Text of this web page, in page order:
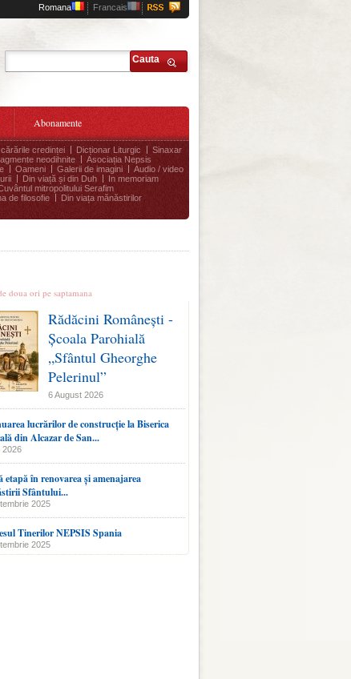
Romana Francais
Cauta
Abonamente
credinței Dicționar Liturgic
Sinaxar
neodihnite
Asociația Nepsis
Oameni Galerii de imagini
Audio / video
Din viață și din Duh
In memoriam
mitropolitului Serafim
de filosofie
Din viața mănăstirilor
doua ori pe saptamana
Rădăcini Românești -
Școala Parohială
„Sfântul Gheorghe
Pelerinul”
6 August 2026
lucrărilor de construcție la Biserica
din Alcazar de San...
2026
etapă în renovarea și amenajarea
Sfântului...
2025
Tinerilor NEPSIS Spania
2025